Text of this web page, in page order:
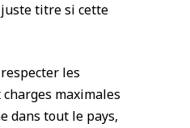
titre si cette
les
maximales
dans tout le pays,